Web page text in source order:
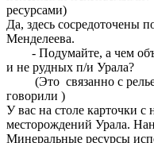
ресурсами)
Да, здесь сосредоточены
Менделеева.
- Подумайте, а чем
и не рудных п/и Урала?
(Это связанно с
говорили )
У вас на столе карточки
месторождений Урала.
Минеральные ресурсы